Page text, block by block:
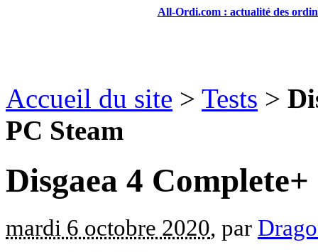
All-Ordi.com : actualité des
Accueil du site > Tests >
PC Steam
Disgaea 4
mardi 6 octobre 2020, par